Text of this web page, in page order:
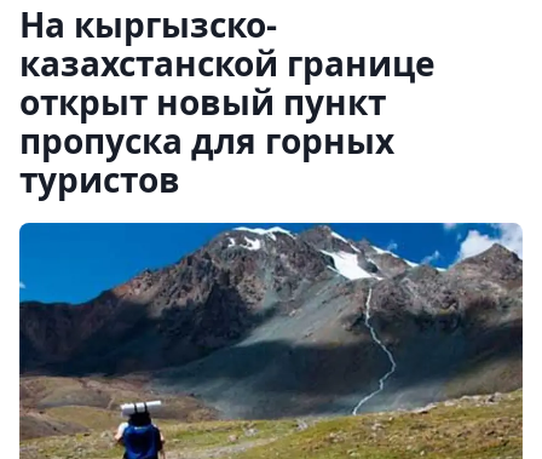
На кыргызско-
казахстанской границе
открыт новый пункт
пропуска для горных
туристов